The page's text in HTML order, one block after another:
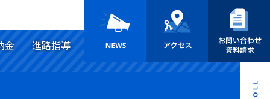
金 進路指導